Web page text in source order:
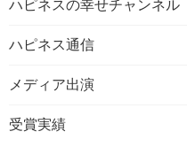
ハピネスの幸せチャンネル
ハピネス通信
メディア出演
受賞実績